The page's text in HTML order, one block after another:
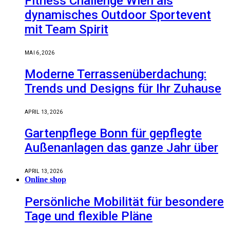
dynamisches Outdoor Sportevent
mit Team Spirit
MAI 6, 2026
Moderne Terrassenüberdachung:
Trends und Designs für Ihr Zuhause
APRIL 13, 2026
Gartenpflege Bonn für gepflegte
Außenanlagen das ganze Jahr über
APRIL 13, 2026
Online shop
Persönliche Mobilität für besondere
Tage und flexible Pläne